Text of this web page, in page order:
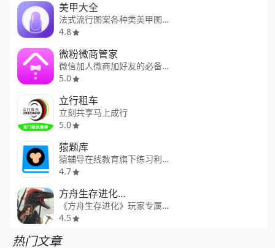
美甲大全
法式流行图案各种类美甲图片大全
4.8
微粉微商管家
微信加人微商加好友的必备管家
5.0
立行租车
立刻共享马上成行
5.0
猿题库
猿辅导在线教育旗下练习利器
4.7
方舟生存进化助手
《方舟生存进化》玩家专属社区
4.5
热门文章